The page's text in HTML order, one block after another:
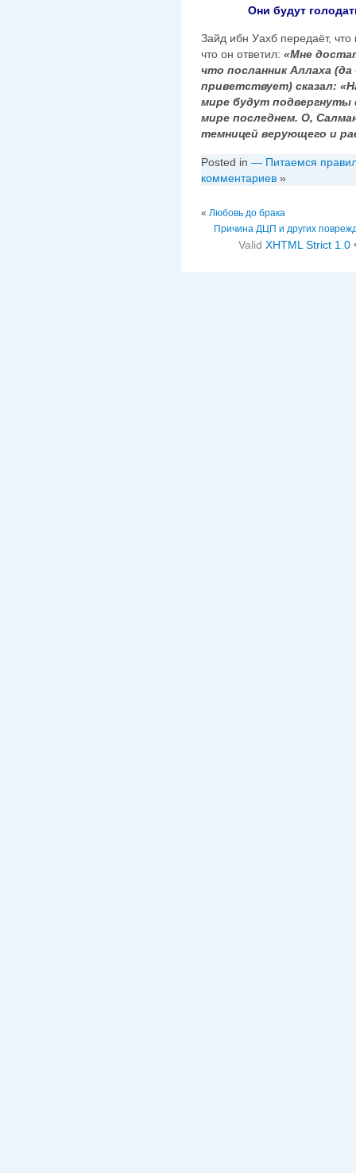
Они будут
Зайд ибн Уахб передаёт,
что он ответил: «Мне
что посланник Аллаха
приветствует) сказал:
мире будут подвергнуты
мире последнем. О,
темницей верующего и
Posted in — Питаемся
комментариев »
« Любовь до брака
Причина ДЦП и других
ValidXHTML Strict 1.0